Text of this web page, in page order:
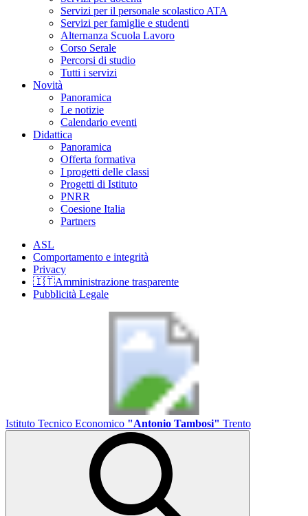
Servizi per il personale scolastico ATA
Servizi per famiglie e studenti
Alternanza Scuola Lavoro
Corso Serale
Percorsi di studio
Tutti i servizi
Novità
Panoramica
Le notizie
Calendario eventi
Didattica
Panoramica
Offerta formativa
I progetti delle classi
Progetti di Istituto
PNRR
Coesione Italia
Partners
ASL
Comportamento e integrità
Privacy
🇮🇹Amministrazione trasparente
Pubblicità Legale
Istituto Tecnico Economico "Antonio Tambosi" Trento